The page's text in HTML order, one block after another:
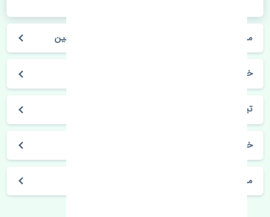
مشخصات فنی سنسور اکسیژن پایین نیسان تیانا چین
خودروسازی نیسان
تیانا
خرید سنسور اکسیژن پایین نیسان تیانا چین
مشخصات فنی اتومبیل